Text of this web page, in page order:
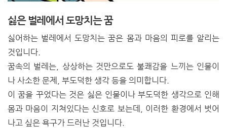
싫은 벌레에서 도망치는 꿈
싫어하는 벌레에서 도망치는 꿈은 몸과 마음의 피로를 알리는
것입니다.
꿈속의 벌레는, 상상하는 것만으로도 불쾌감을 느끼는 인물이
나 사소한 문제, 부도덕한 생각 등을 의미합니다.
이 꿈을 꾸었다는 것은 싫은 인물이나 부도덕한 생각으로 인해
몸과 마음이 지쳐있다는 신호로 보는데, 이러한 환경에서 벗어
나고 싶은 욕구가 드러난 것입니다.